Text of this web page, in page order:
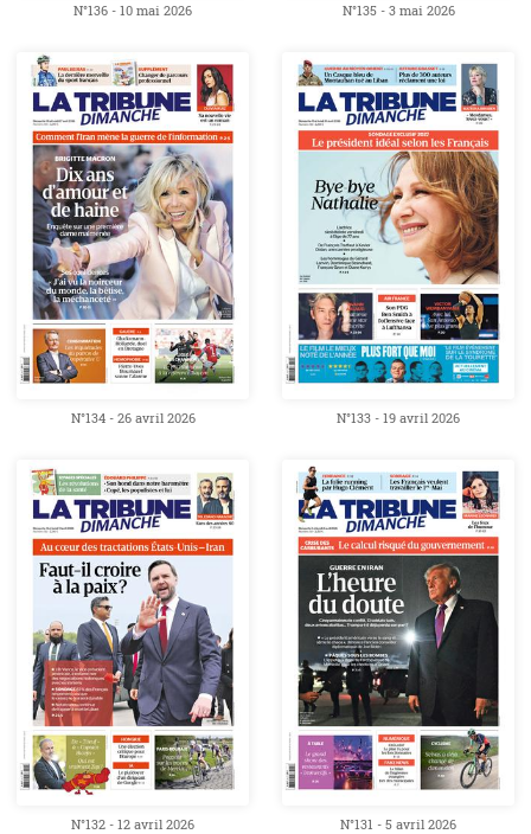
N°136 - 10 mai 2026 N°135 - 3 mai 2026
N°134 - 26 avril 2026 N°133 - 19 avril 2026
N°132 - 12 avril 2026 N°131 - 5 avril 2026